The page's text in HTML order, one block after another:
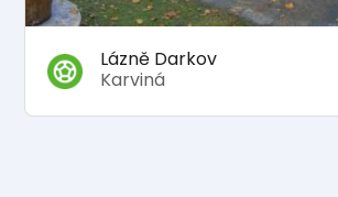
Lázně Darkov
Karviná